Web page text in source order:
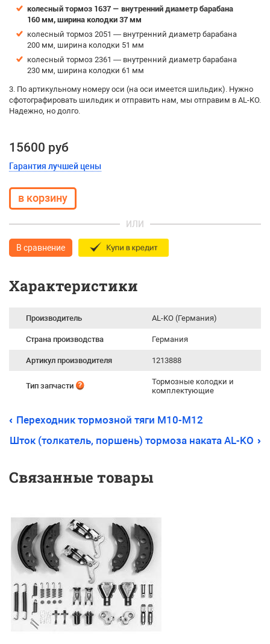
колесный тормоз 1637 — внутренний диаметр барабана
160 мм, ширина колодки 37 мм
колесный тормоз 2051 — внутренний диаметр барабана
200 мм, ширина колодки 51 мм
колесный тормоз 2361 — внутренний диаметр барабана
230 мм, ширина колодки 61 мм
3. По артикульному номеру оси (на оси имеется шильдик). Нужно
сфотографировать шильдик и отправить нам, мы отправим в AL-KO.
Надежно, но долго.
15600 руб
Гарантия лучшей цены
ИЛИ
В сравнение
Характеристики
Производитель AL-KO (Германия)
Страна производства Германия
Артикул производителя 1213888
Тип запчасти
Тормозные колодки и
комплектующие
Переходник тормозной тяги М10-М12
Шток (толкатель, поршень) тормоза наката AL-KO
Связанные товары